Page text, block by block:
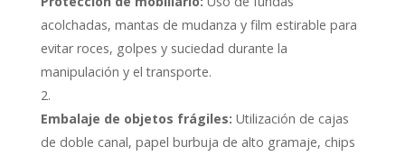
acolchadas, mantas de mudanza y film estirable para
evitar roces, golpes y suciedad durante la
manipulación y el transporte.
Embalaje de objetos frágiles: Utilización de cajas
de doble canal, papel burbuja de alto gramaje, chips